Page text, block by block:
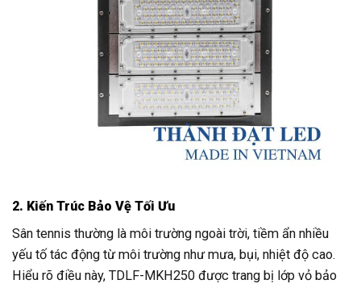
2. Kiến Trúc Bảo Vệ Tối Ưu
Sân tennis thường là môi trường ngoài trời, tiềm ẩn nhiều
yếu tố tác động từ môi trường như mưa, bụi, nhiệt độ cao.
Hiểu rõ điều này, TDLF-MKH250 được trang bị lớp vỏ bảo